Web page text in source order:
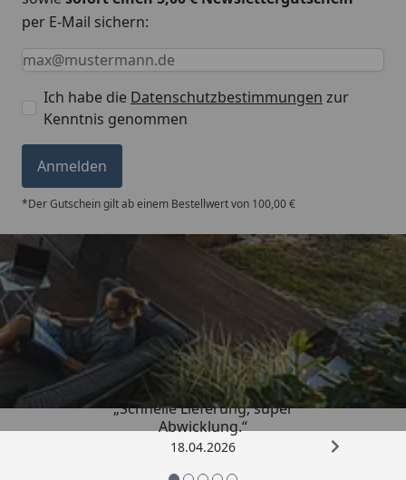
per E-Mail sichern:
Keine Eingabe erforderlich
Eingabe erforderlich
E-Mail *
Ich habe die Datenschutzbestimmungen zur
Kenntnis genommen
Anmelden
*Der Gutschein gilt ab einem Bestellwert von 100,00 €
Trusted Shops
5,00/ 5
„Schnelle Lieferung, super
Abwicklung.“
18.04.2026